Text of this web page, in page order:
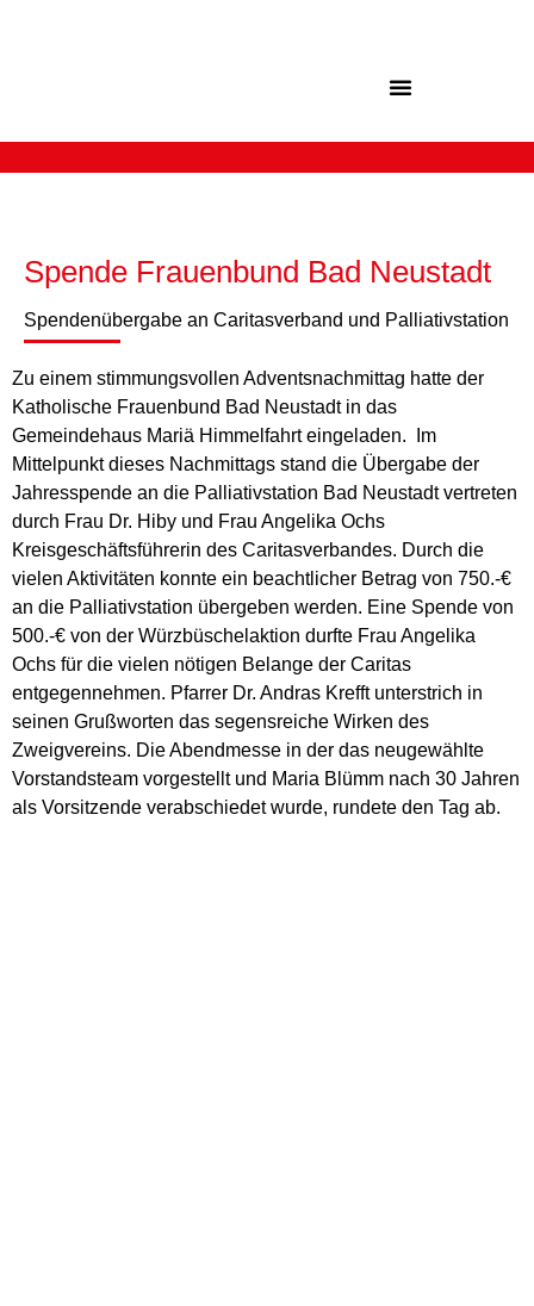
Spende Frauenbund Bad Neustadt
Spendenübergabe an Caritasverband und Palliativstation
Zu einem stimmungsvollen Adventsnachmittag hatte der
Katholische Frauenbund Bad Neustadt in das
Gemeindehaus Mariä Himmelfahrt eingeladen. Im
Mittelpunkt dieses Nachmittags stand die Übergabe der
Jahresspende an die Palliativstation Bad Neustadt vertreten
durch Frau Dr. Hiby und Frau Angelika Ochs
Kreisgeschäftsführerin des Caritasverbandes. Durch die
vielen Aktivitäten konnte ein beachtlicher Betrag von 750.-€
an die Palliativstation übergeben werden. Eine Spende von
500.-€ von der Würzbüschelaktion durfte Frau Angelika
Ochs für die vielen nötigen Belange der Caritas
entgegennehmen. Pfarrer Dr. Andras Krefft unterstrich in
seinen Grußworten das segensreiche Wirken des
Zweigvereins. Die Abendmesse in der das neugewählte
Vorstandsteam vorgestellt und Maria Blümm nach 30 Jahren
als Vorsitzende verabschiedet wurde, rundete den Tag ab.